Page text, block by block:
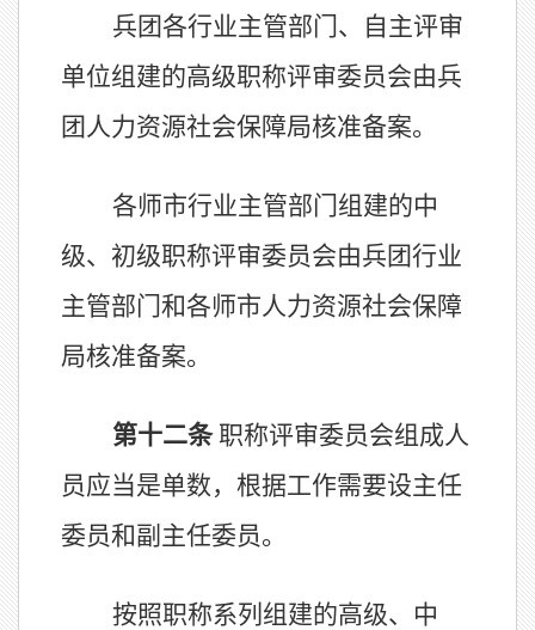
兵团各行业主管部门、自主评审
单位组建的高级职称评审委员会由兵
团 人力资源社会保障局核准备案。
各师市行业主管部门组建的中
级、初级职称评审委员会由兵团行业
主管部门和各师市人力资源社会保障
局核准备案。
第十二条 职称评审委员会组成人
员应当是单数，根据工作需要设主任
委员和副主任委员。
按照职称系列组建的高级、中